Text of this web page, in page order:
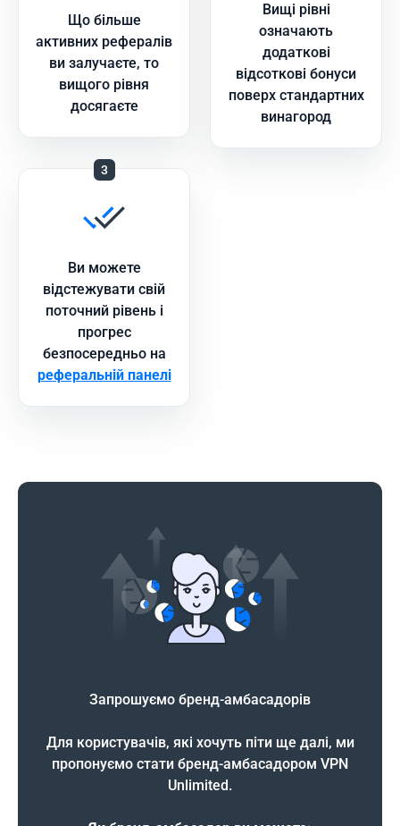
Що більше
активних рефералів
ви залучаєте, то
вищого рівня
досягаєте
Вищі рівні
означають
додаткові
відсоткові бонуси
поверх стандартних
винагород
3
Ви можете
відстежувати свій
поточний рівень і
прогрес
безпосередньо на
реферальній панелі
Запрошуємо бренд-амбасадорів
Для користувачів, які хочуть піти ще далі, ми
пропонуємо стати бренд-амбасадором VPN
Unlimited.